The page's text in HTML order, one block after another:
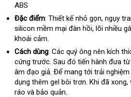
ABS
Đặc điểm: Thiết kế nhỏ gọngiá
bán
, ngụy
silicon mềm mại đàn hồitốt
, lõi nhiều
khoái cảm.
Cách dùng: Các quý ông nên kích
cứng trướctham
khảo
. Sau đó tiến hành đưa
âm đạo giảan
toàn
. Để mang tới trải
dụng thêm gel bôi trơncũ
. có
Khi phụ
đã xong,
ráo thanh
và bảo quản.